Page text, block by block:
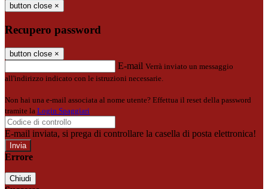
button close ×
Recupero password
button close ×
E-mail Verrà inviato un messaggio
all'indirizzo indicato con le istruzioni necessarie.
Non hai una e-mail associata al nome utente? Effettua il reset della password
tramite la Login Spaggiari
E-mail inviata, si prega di controllare la casella di posta elettronica!
Errore
Chiudi